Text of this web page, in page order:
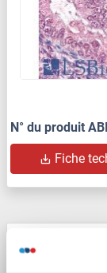
N° du produit
Fiche
CTDSP1